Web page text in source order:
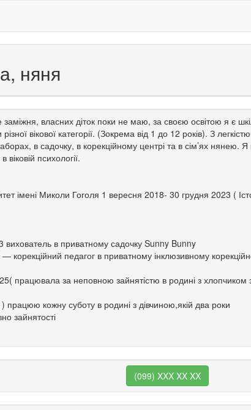
няня
власних діток поки не маю, за своєю освітою я є
вікової категорії. (Зокрема від 1 до 12 років). З
в садочку, в корекційному центрі та в сім’ях
віковій психології.
імені Миколи Гоголя 1 вересня 2018- 30 грудня 2023 (
в приватному садочку Sunny Bunny
педагог в приватному інклюзивному
працювала за неповною зайнятістю в родині з
кожну суботу в родині з дівчиною,якій два роки
зайнятості
(099) XXX XX XX